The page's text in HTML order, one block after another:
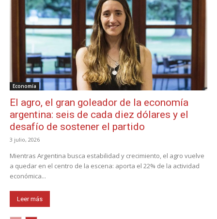
Economía
El agro, el gran goleador de la economía
argentina: seis de cada diez dólares y el
desafío de sostener el partido
3 julio, 2026
Mientras Argentina busca estabilidad y crecimiento, el agro vuelve
a quedar en el centro de la escena: aporta el 22% de la actividad
económica...
Leer más